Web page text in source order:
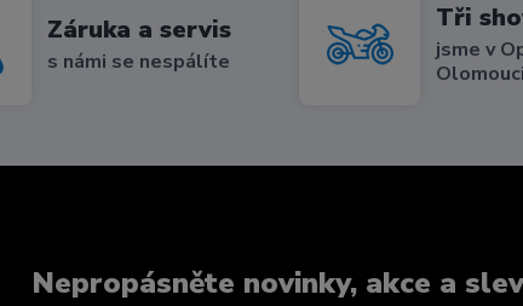
Záruka a servis
s námi se nespálíte
Tři
jsme v
Olomouci
Nepropásněte novinky, akce a